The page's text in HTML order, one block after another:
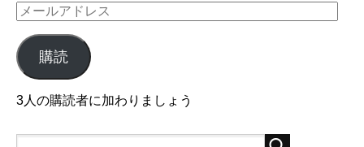
メ
ー
ル
ア
ド
レ
ス
購読
3人の購読者に加わりましょう